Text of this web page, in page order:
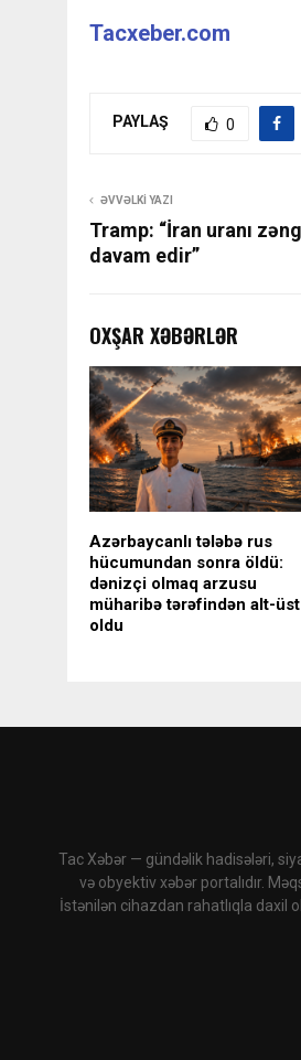
Tacxeber.com
PAYLAŞ 0
ƏVVƏLKI YAZI
Tramp: “İran uranı
davam edir”
OXŞAR XƏBƏRLƏR
Azərbaycanlı tələbə rus
hücumundan sonra öldü:
dənizçi olmaq arzusu
müharibə tərəfindən alt-üst
oldu
Tac Xəbər — gündəlik hadisələri,
və obyektiv xəbər portalıdır.
İstənilən cihazdan rahatlıqla daxil